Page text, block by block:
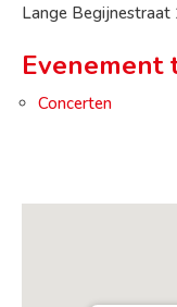
Lange
Evenement
Concerten